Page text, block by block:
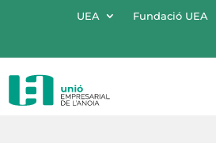
UEA Fundació UEA